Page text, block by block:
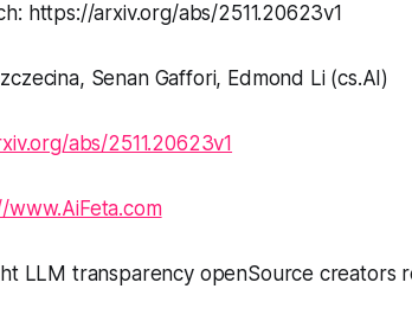
https://arxiv.org/abs/2511.20623v1
Senan Gaffori, Edmond Li (cs.AI)
abs/2511.20623v1
www.AiFeta.com
LLM transparency openSource creators